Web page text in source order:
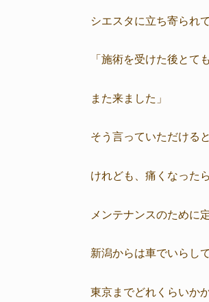
シエスタに立ち寄られ
「施術を受けた後とて
また来ました」
そう言っていただける
けれども、痛くなった
メンテナンスのために
新潟からは車でいらし
東京までどれくらいか